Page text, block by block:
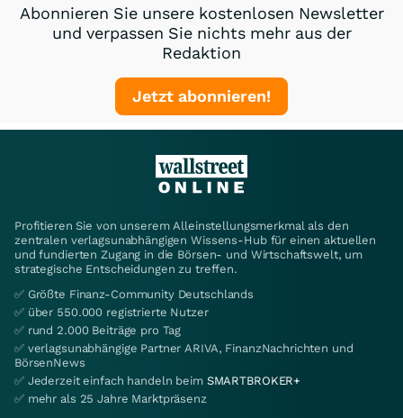
Abonnieren Sie unsere kostenlosen Newsletter
und verpassen Sie nichts mehr aus der
Redaktion
Jetzt abonnieren!
Profitieren Sie von unserem Alleinstellungsmerkmal als den
zentralen verlagsunabhängigen Wissens-Hub für einen aktuellen
und fundierten Zugang in die Börsen- und Wirtschaftswelt, um
strategische Entscheidungen zu treffen.
✅ Größte Finanz-Community Deutschlands
✅ über 550.000 registrierte Nutzer
✅ rund 2.000 Beiträge pro Tag
✅ verlagsunabhängige Partner ARIVA, FinanzNachrichten und
BörsenNews
✅ Jederzeit einfach handeln beim SMARTBROKER+
✅ mehr als 25 Jahre Marktpräsenz